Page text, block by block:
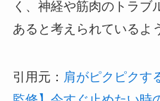
く、神経や筋肉のトラブ
あると考えられているよ
引用元： 肩がピクピクす